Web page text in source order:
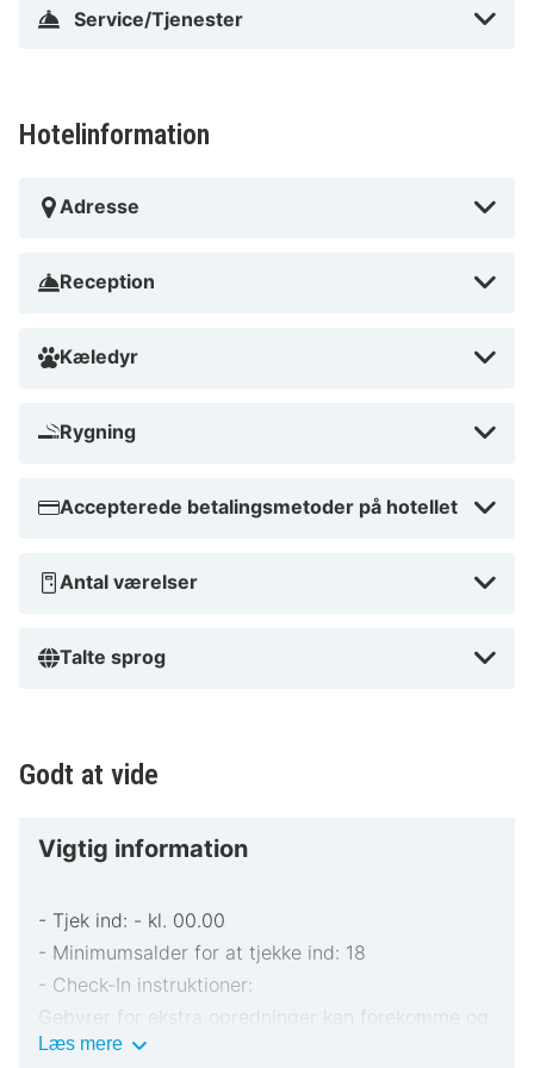
treasury og Schloss Osnabrück. Dette hotel 4 ligger 1,8
I Osnabrück (Innenstadt)
Service/Tjenester
Hotelinformation
Adresse
Reception
Kæledyr
Rygning
Accepterede betalingsmetoder på hotellet
Antal værelser
Talte sprog
Godt at vide
Vigtig information
- Tjek ind: - kl. 00.00
- Minimumsalder for at tjekke ind: 18
- Check-In instruktioner:
Gebyrer for ekstra opredninger kan forekomme og
varierer afhængigt af overnatningsstedets politik
Læs mereVigtig